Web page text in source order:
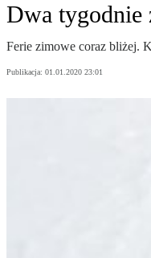
Dwa tygodnie
Ferie zimowe coraz bliżej.
Publikacja: 01.01.2020 23:01